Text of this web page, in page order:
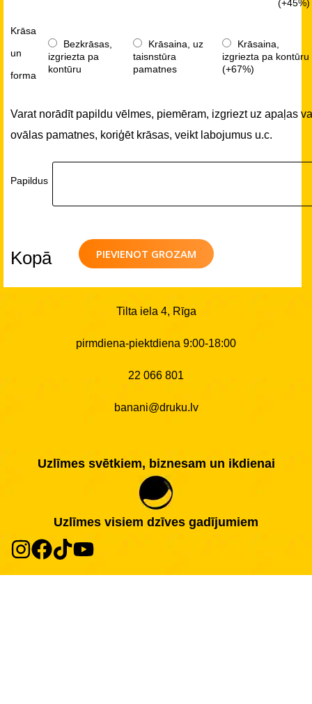
(+45%)
Krāsa
un
forma
Bezkrāsas,
izgriezta pa
kontūru
Krāsaina, uz
taisnstūra
pamatnes
Krāsaina,
izgriezta pa kontūru
(+67%)
Varat norādīt papildu vēlmes, piemēram, izgriezt uz apaļas
ovālas pamatnes, koriģēt krāsas, veikt labojumus u.c.
Papildus
PIEVIENOT GROZAM
Kopā
Tilta iela 4, Rīga
pirmdiena-piektdiena 9:00-18:00
22 066 801
banani@druku.lv
Uzlīmes svētkiem, biznesam un ikdienai
Uzlīmes visiem dzīves gadījumiem